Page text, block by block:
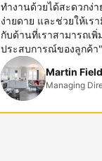
ทำงานด้วยได้สะดวกง่
ง่ายดาย และช่วยให้เร
กับด้านที่เราสามารถเ
ประสบการณ์ของลูกค้า"
Martin
Managing